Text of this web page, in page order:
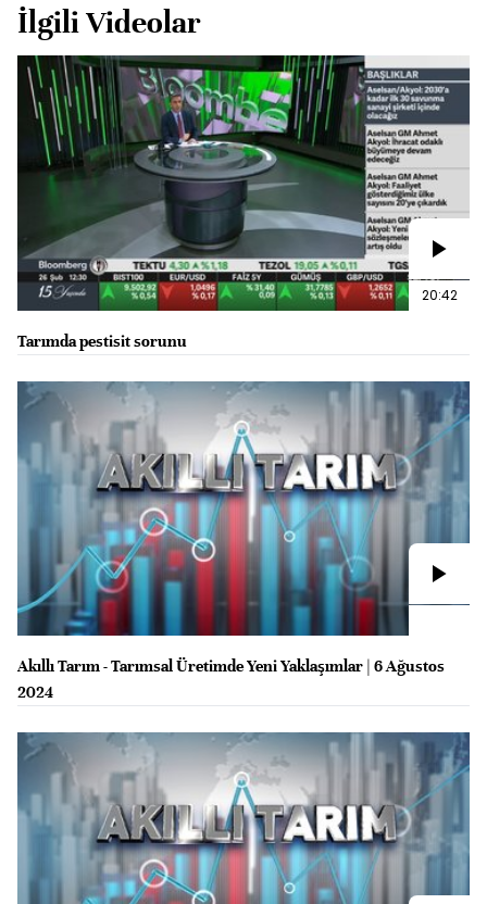
İlgili Videolar
20:42
Tarımda pestisit sorunu
Akıllı Tarım - Tarımsal Üretimde Yeni Yaklaşımlar | 6 Ağustos
2024